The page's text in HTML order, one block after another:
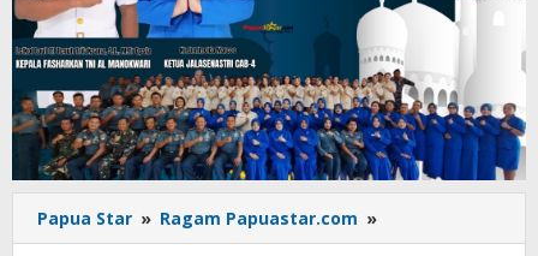
Papua Star » Ragam Papuastar.com »
di